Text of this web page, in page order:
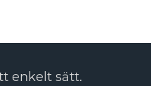
enkelt sätt.